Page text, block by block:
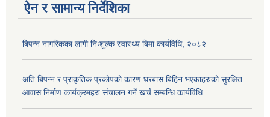
ऐन र सामान्य निर्देशिका
बिपन्न नागरिकका लागी निःशुल्क स्वास्थ्य बिमा कार्यविधि, २०८२
अति बिपन्न र प्राकृतिक प्रकोपको कारण घरबास बिहिन भएकाहरुको सुरक्षित
आवास निर्माण कार्यक्रमहरु संचालन गर्ने खर्च सम्बन्धि कार्यविधि